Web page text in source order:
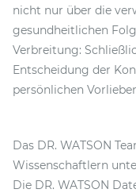
nicht nur über die
gesundheitlichen
Verbreitung:
Entscheidung der
persönlichen
Das DR. WATSON
Wissenschaftlern
Die DR. WATSON